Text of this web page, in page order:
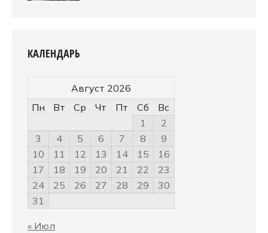
КАЛЕНДАРЬ
Август 2026
Пн
Вт Ср Чт Пт Сб
Вс
1
2
3
4 5 6 7 8
9
10
11 12 13 14 15
16
17
18 19 20 21 22
23
24
25 26 27 28 29
30
31
« Июл